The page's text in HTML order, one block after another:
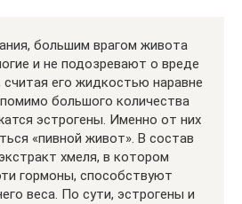
большим врагом живота
и не подозревают о вреде
считая его жидкостью наравне
большого количества
эстрогены. Именно от них
«пивной живот». В состав
хмеля, в котором
гормоны, способствуют
веса. По сути, эстрогены и